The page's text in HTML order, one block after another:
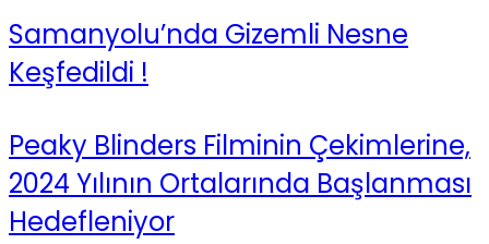
Samanyolu’nda Gizemli Nesne
Keşfedildi !
Peaky Blinders Filminin Çekimlerine,
2024 Yılının Ortalarında Başlanması
Hedefleniyor